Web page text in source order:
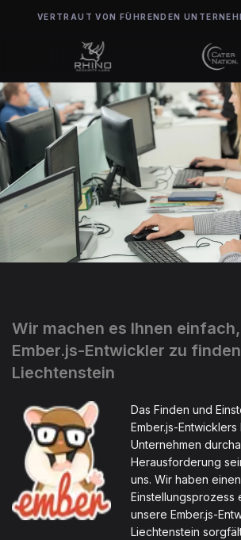
VERTRAUT VON FÜHRENDEN
Wir machen es Ihnen
Ember.js-Entwickler zu
Liechtenstein
Das Finden und
Ember.js-
Unternehmen
Herausforderung
uns. Wir haben
Einstellungsprozess
unsere Ember.js-
Liechtenstein